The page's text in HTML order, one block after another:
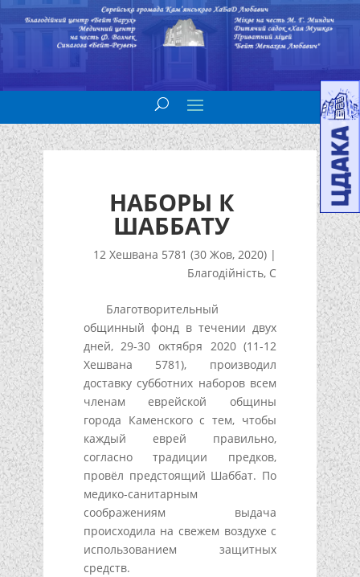
НАБОРЫ К
ШАББАТУ
12 Хешвана 5781 (30 Жов, 2020) |
Благодійність, С
Благотворительный
общинный фонд в течении двух
дней, 29-30 октября 2020 (11-12
Хешвана 5781), производил
доставку субботних наборов всем
членам еврейской общины
города Каменского с тем, чтобы
каждый еврей правильно,
согласно традиции предков,
провёл предстоящий Шаббат. По
медико-санитарным
соображениям выдача
происходила на свежем воздухе с
использованием защитных
средств.